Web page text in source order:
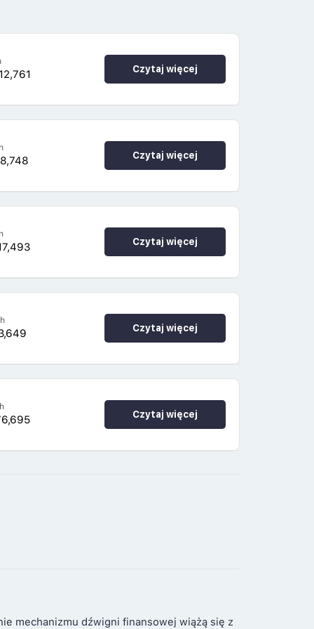
Czytaj więcej
Czytaj więcej
Czytaj więcej
Czytaj więcej
Czytaj więcej
mechanizmu dźwigni finansowej wiążą się z